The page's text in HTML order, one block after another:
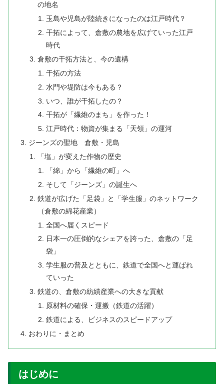
の地名
玉島や児島が陸続きになったのは江戸時代？
干拓によって、倉敷の農地を広げていった江戸
時代
倉敷の干拓方法と、今の遺構
​干拓の方法
水門や堤防は今もある？
いつ、誰が干拓したの？
干拓が「繊維のまち」を作った！
江戸時代：物資が集まる「天領」の運河
ジーンズの聖地 倉敷・児島
​「塩」が変えた作物の歴史
​「綿」から「繊維の町」へ
​そして「ジーンズ」の誕生へ
鉄道が広げた「足袋」と「学生服」のネットワーク
（倉敷の綿花産業）
​全国へ届くスピード
日本一の圧倒的なシェアを誇った、倉敷の「足
袋」
​学生服の普及とともに、鉄道で全国へと運ばれ
ていった
​鉄道の、倉敷の紡績産業への大きな貢献
原材料の確保・運搬（鉄道の活躍）
鉄道による、​ビジネスのスピードアップ
おわりに・まとめ
はじめに